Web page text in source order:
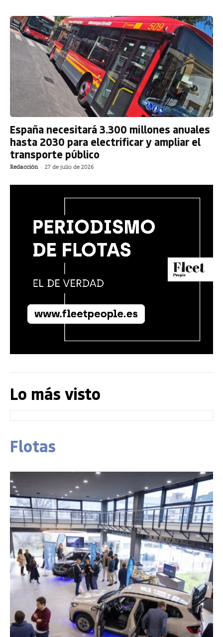
España necesitará 3.300 millones anuales
hasta 2030 para electrificar y ampliar el
transporte público
Redacción - 27 de julio de 2026
Lo más visto
Flotas